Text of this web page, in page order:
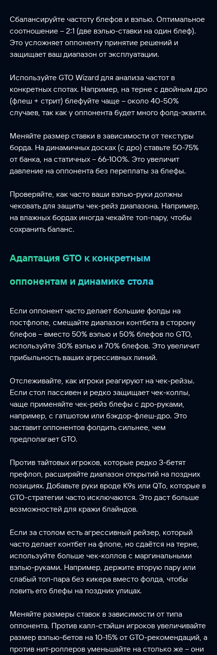
Сбалансируйте частоту блефов и вэлью. Оптимальное
соотношение – 2:1 (две вэлью-ставки на один блеф).
Это усложняет оппоненту принятие решений и
защищает ваш диапазон от эксплуатации.
Используйте GTO Wizard для анализа частот в
конкретных спотах. Например, на терне с двойным дро
(флеш + стрит) блефуйте чаще – около 40-50%
случаев, так как у оппонента будет много фолд-эквити.
Меняйте размер ставки в зависимости от текстуры
борда. На динамичных досках (с дро) ставьте 50-75%
от банка, на статичных – 66-100%. Это увеличит
давление на оппонента без переплаты за блефы.
Проверяйте, как часто ваши вэлью-руки должны
чековать для защиты чек-рейз диапазона. Например,
на влажных бордах иногда чекайте топ-пару, чтобы
сохранить баланс.
Адаптация GTO к конкретным
оппонентам и динамике стола
Если оппонент часто делает большие фолды на
постфлопе, смещайте диапазон контбета в сторону
блефов – вместо 50% вэлью и 50% блефов по GTO,
используйте 30% вэлью и 70% блефов. Это увеличит
прибыльность ваших агрессивных линий.
Отслеживайте, как игроки реагируют на чек-рейзы.
Если стол пассивен и редко защищает чек-коллы,
чаще применяйте чек-рейз блефы с дро-руками,
например, с гатшотом или бэкдор-флеш-дро. Это
заставит оппонентов фолдить сильнее, чем
предполагает GTO.
Против тайтовых игроков, которые редко 3-бетят
префлоп, расширяйте диапазон открытий на поздних
позициях. Добавьте руки вроде K9s или QTo, которые в
GTO-стратегии часто исключаются. Это даст больше
возможностей для кражи блайндов.
Если за столом есть агрессивный рейзер, который
часто делает контбет на флопе, но сдаётся на терне,
используйте больше чек-коллов с маргинальными
вэлью-руками. Например, держите вторую пару или
слабый топ-пара без кикера вместо фолда, чтобы
ловить его блефы на поздних улицах.
Меняйте размеры ставок в зависимости от типа
оппонента. Против калл-стэйшн игроков увеличивайте
размер вэлью-бетов на 10-15% от GTO-рекомендаций, а
против нит-роллеров уменьшайте на столько же – они